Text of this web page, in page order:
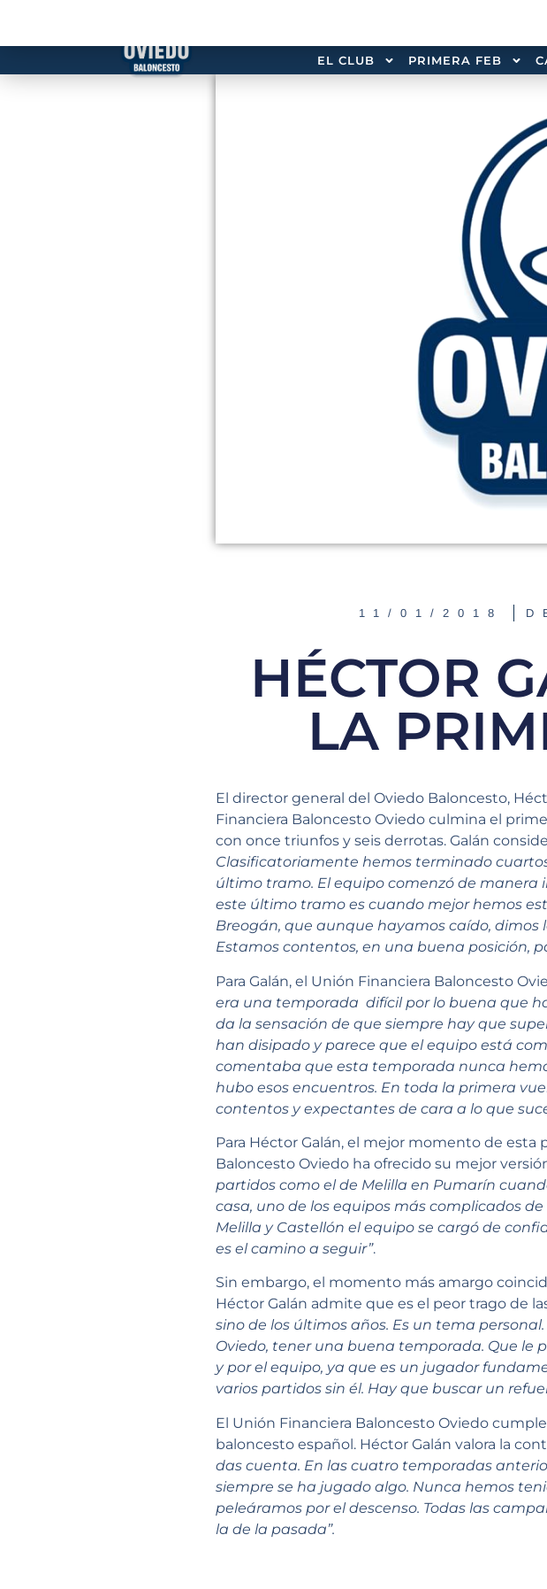
EL CLUB PRIMERA FEB
11/01/2018
HÉCTOR
LA
El director general del Oviedo Baloncesto,
Financiera Baloncesto Oviedo culmina el
con once triunfos y seis derrotas. Galán
Clasificatoriamente hemos terminado
último tramo. El equipo comenzó de manera
este último tramo es cuando mejor hemos
Breogán, que aunque hayamos caído,
Estamos contentos, en una buena posición,
Para Galán, el Unión Financiera Baloncesto
era una temporada difícil por lo buena que
da la sensación de que siempre hay que
han disipado y parece que el equipo está
comentaba que esta temporada nunca
hubo esos encuentros. En toda la primera
contentos y expectantes de cara a lo que
Para Héctor Galán, el mejor momento de esta
Baloncesto Oviedo ha ofrecido su mejor
partidos como el de Melilla en Pumarín
casa, uno de los equipos más complicados
Melilla y Castellón el equipo se cargó de
es el camino a seguir”.
Sin embargo, el momento más amargo
Héctor Galán admite que es el peor trago de
sino de los últimos años. Es un tema
Oviedo, tener una buena temporada. Que le
y por el equipo, ya que es un jugador
varios partidos sin él. Hay que buscar un
El Unión Financiera Baloncesto Oviedo
baloncesto español. Héctor Galán valora la
das cuenta. En las cuatro temporadas
siempre se ha jugado algo. Nunca hemos
peleáramos por el descenso. Todas las
la de la pasada”.